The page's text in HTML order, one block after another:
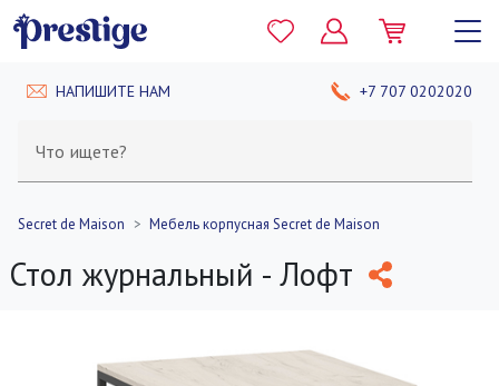
НАПИШИТЕ НАМ +7 707 0202020
Что ищете?
Secret de Maison Мебель корпусная Secret de Maison
Стол журнальный - Лофт